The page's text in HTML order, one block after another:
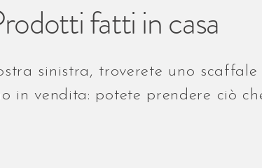
fatti in casa
sinistra, troverete uno
in vendita: potete prendere ciò